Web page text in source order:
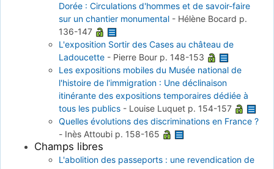
Dorée : Circulations d'hommes et de savoir-faire
sur un chantier monumental - Hélène Bocard p.
136-147
L'exposition Sortir des Cases au château de
Ladoucette - Pierre Bour p. 148-153
Les expositions mobiles du Musée national de
l'histoire de l'immigration : Une déclinaison
itinérante des expositions temporaires dédiée à
tous les publics - Louise Luquet p. 154-157
Quelles évolutions des discriminations en France ?
- Inès Attoubi p. 158-165
Champs libres
L'abolition des passeports : une revendication de